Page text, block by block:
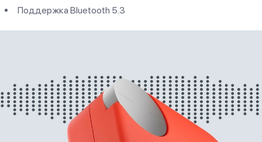
Поддержка Bluetooth 5.3